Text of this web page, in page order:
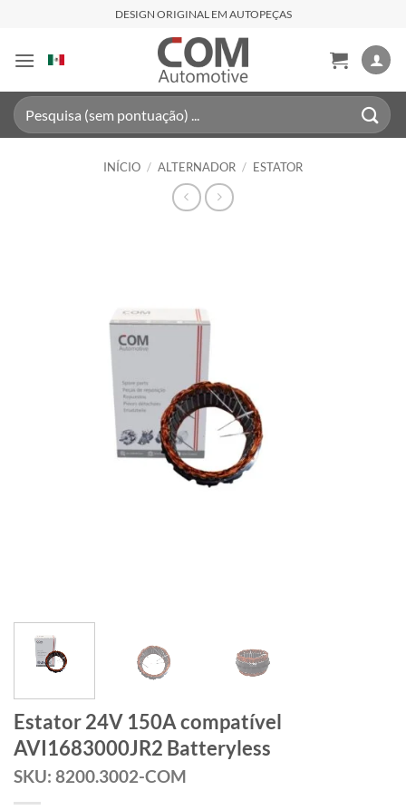
content
DESIGN ORIGINAL EM AUTOPEÇAS
Pesquisar
por:
INÍCIO / ALTERNADOR / ESTATOR
Estator 24V 150A compatível
AVI1683000JR2 Batteryless
SKU: 8200.3002-COM